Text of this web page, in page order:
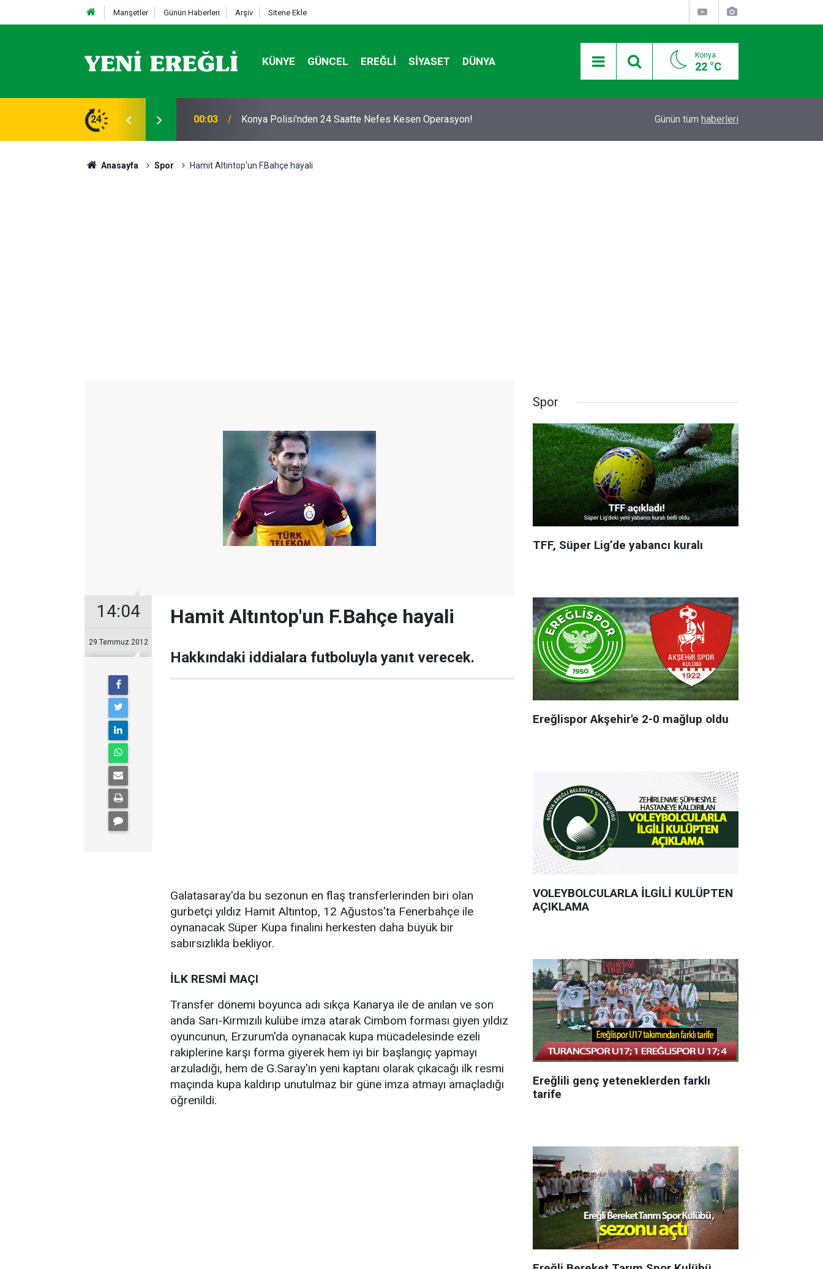
Manşetler Günün Haberleri Arşiv Sitene Ekle
KÜNYE GÜNCEL EREĞLI SIYASET DÜNYA Konya
22 °C
24
Kesen Operasyon! 20:13
AVRUPA BİSİKLET BAŞKENTİ KONYA'DA BİSİKLET FESTİVALİ HEYECANI
BAŞLADI
YAZ AYLARINI BİZİMLE BİRLİKTE GEÇİRİYOR”
Günün tüm haberleri
Anasayfa Spor Hamit Altıntop'un F.Bahçe hayali
14:04
29 Temmuz 2012
Hamit Altıntop'un F.Bahçe hayali
Hakkındaki iddialara futboluyla yanıt verecek.
Galatasaray'da bu sezonun en flaş transferlerinden biri olan
gurbetçi yıldız Hamit Altıntop, 12 Ağustos'ta Fenerbahçe ile
oynanacak Süper Kupa finalini herkesten daha büyük bir
sabırsızlıkla bekliyor.
İLK RESMİ MAÇI
Transfer dönemi boyunca adı sıkça Kanarya ile de anılan ve son
anda Sarı-Kırmızılı kulübe imza atarak Cimbom forması giyen yıldız
oyuncunun, Erzurum'da oynanacak kupa mücadelesinde ezeli
rakiplerine karşı forma giyerek hem iyi bir başlangıç yapmayı
arzuladığı, hem de G.Saray'ın yeni kaptanı olarak çıkacağı ilk resmi
maçında kupa kaldırıp unutulmaz bir güne imza atmayı amaçladığı
öğrenildi.
Spor
TFF, Süper Lig’de yabancı kuralı
Ereğlispor Akşehir'e 2-0 mağlup oldu
VOLEYBOLCULARLA İLGİLİ KULÜPTEN
AÇIKLAMA
Ereğlili genç yeteneklerden farklı
tarife